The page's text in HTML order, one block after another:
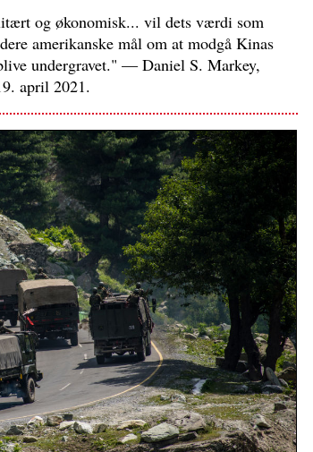
og økonomisk... vil dets værdi som
amerikanske mål om at modgå Kinas
undergravet." — Daniel S. Markey,
april 2021.